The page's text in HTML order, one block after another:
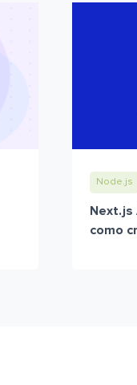
Node.js
Next.js
como